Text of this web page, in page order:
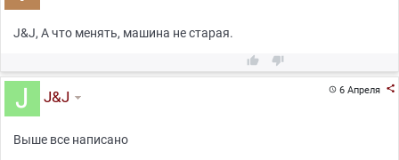
J&J, А что менять, машина не старая.
 
6 Апреля 
J&J
Выше все написано